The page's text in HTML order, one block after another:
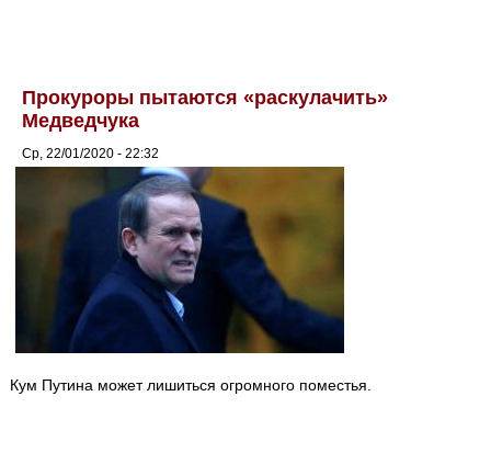
Прокуроры пытаются «раскулачить»
Медведчука
Ср, 22/01/2020 - 22:32
Кум Путина может лишиться огромного поместья.